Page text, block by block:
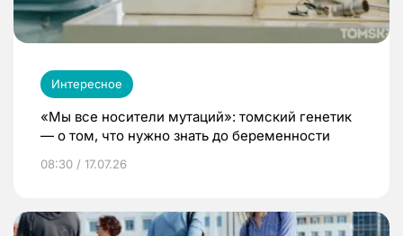
Интересное
«Мы все носители мутаций»: томский генетик
— о том, что нужно знать до беременности
08:30 / 17.07.26